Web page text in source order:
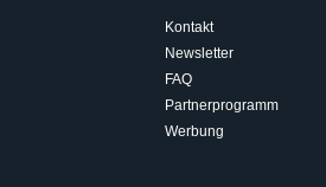
Kontakt
Newsletter
FAQ
Partnerprogramm
Werbung